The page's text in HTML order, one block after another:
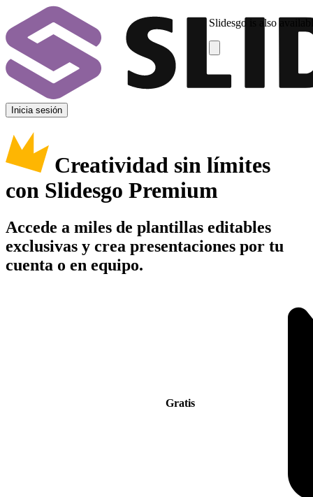
Slidesgo is also
Inicia sesión
Creatividad sin límites
con Slidesgo Premium
Accede a miles de plantillas editables
exclusivas y crea presentaciones por tu
cuenta o en equipo.
Gratis